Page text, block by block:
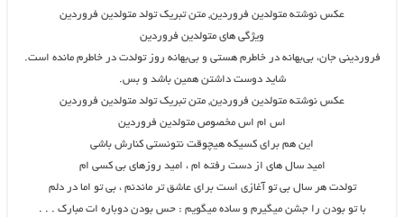
عکس نوشته متولدین فروردین, متن تبریک تولد متولدین فروردین
ویژگی های متولدین فروردین
فروردینی جان، بی‌بهانه در خاطرم هستی و بی‌بهانه روز تولدت در خاطرم مانده است.
شاید دوست داشتن همین باشد و بس.
عکس نوشته متولدین فروردین, متن تبریک تولد متولدین فروردین
اس ام اس مخصوص متولدین فروردین
این هم برای کسیکه هیچوقت نتونستی کنارش باشی
امید سال های از دست رفته ام ، امید روزهای بی کسی ام
تولدت هر سال بی تو آغازی است برای عاشق تر ماندنم ، بی تو اما در دلم
با تو بودن را جشن میگیرم و ساده میگویم : حس بودن دوباره ات مبارک . . .